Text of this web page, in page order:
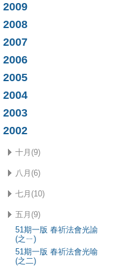
2009
2008
2007
2006
2005
2004
2003
2002
十月(9)
八月(6)
七月(10)
五月(9)
51期一版 春祈法會光諭
(之ㄧ)
51期一版 春祈法會光喻
(之二)